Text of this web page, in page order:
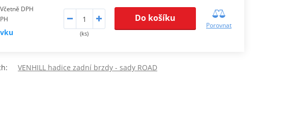
Včetně DPH
(ks)
Do košíku
Porovnat
VENHILL hadice zadní brzdy - sady ROAD